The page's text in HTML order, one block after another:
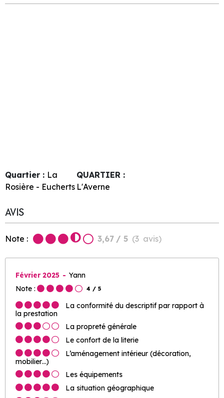
Quartier : La
Rosière - Eucherts
QUARTIER :
L'Averne
AVIS
Note : 3,67 / 5 (3 avis)
Février 2025
Yann
Note :
4 / 5
La conformité du descriptif par rapport à
la prestation
La propreté générale
Le confort de la literie
L’aménagement intérieur (décoration,
mobilier…)
Les équipements
La situation géographique